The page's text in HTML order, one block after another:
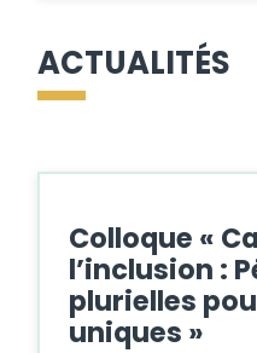
ACTUALITÉS
Colloque «
l’inclusion :
plurielles
uniques »